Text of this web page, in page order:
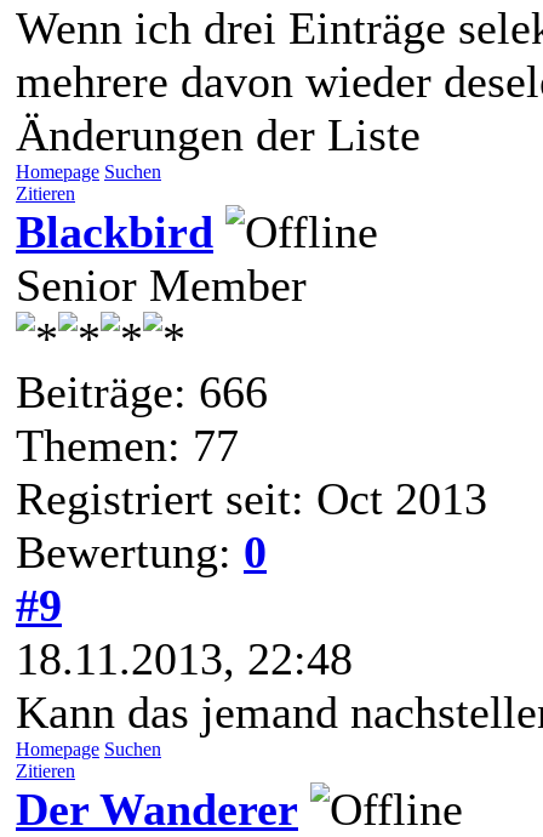
Wenn ich drei Einträge
mehrere davon wieder
Änderungen der Liste
Homepage Suchen
Zitieren
Blackbird
Senior Member
Beiträge: 666
Themen: 77
Registriert seit: Oct 2013
Bewertung: 0
#9
18.11.2013, 22:48
Kann das jemand
Homepage Suchen
Zitieren
Der Wanderer